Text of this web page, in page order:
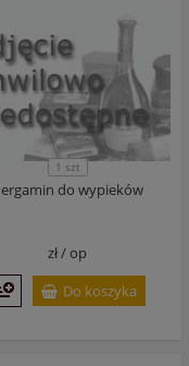
1 szt
do wypieków
zł /op
Do koszyka